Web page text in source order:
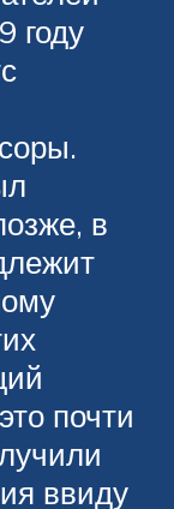
году
в
почти
ввиду